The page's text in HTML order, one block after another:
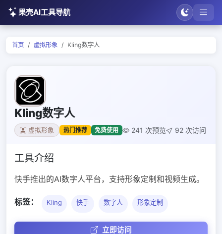
果壳AI工具导航
首页 虚拟形象 Kling数字人
Kling数字人
虚拟形象 热门推荐 免费使用 241 次预览 92 次访问
工具介绍
快手推出的AI数字人平台，支持形象定制和视频生成。
标签： Kling 快手 数字人 形象定制
立即访问